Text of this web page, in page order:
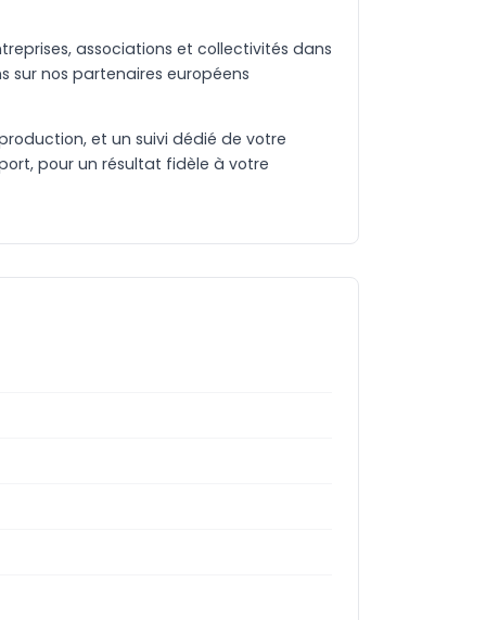
associations et collectivités dans
sur nos partenaires européens
et un suivi dédié de votre
pour un résultat fidèle à votre